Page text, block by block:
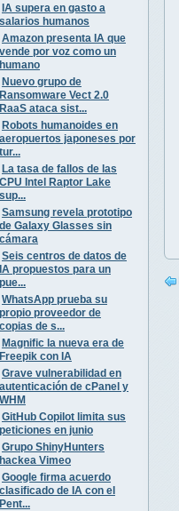
IA supera en gasto a
salarios humanos
Amazon presenta IA que
vende por voz como un
humano
Nuevo grupo de
Ransomware Vect 2.0
RaaS ataca sist...
Robots humanoides en
aeropuertos japoneses por
tur...
La tasa de fallos de las
CPU Intel Raptor Lake
sup...
Samsung revela prototipo
de Galaxy Glasses sin
cámara
Seis centros de datos de
IA propuestos para un
pue...
WhatsApp prueba su
propio proveedor de
copias de s...
Magnific la nueva era de
Freepik con IA
Grave vulnerabilidad en
autenticación de cPanel y
WHM
GitHub Copilot limita sus
peticiones en junio
Grupo ShinyHunters
hackea Vimeo
Google firma acuerdo
clasificado de IA con el
Pent...